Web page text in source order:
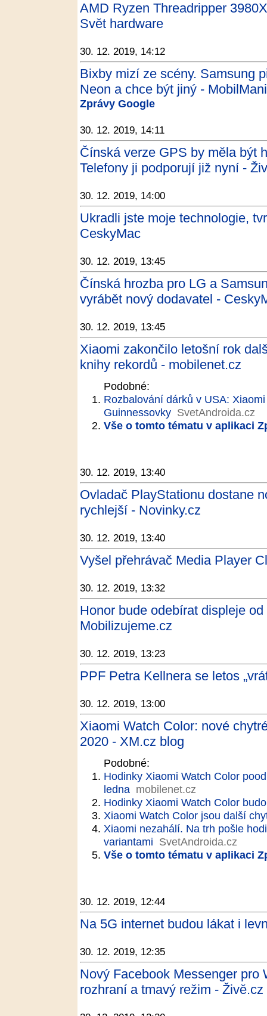
AMD Ryzen Threadripper
Svět hardware
30. 12. 2019, 14:12
Bixby mizí ze scény. Samsung
Neon a chce být jiný -
Zprávy Google
30. 12. 2019, 14:11
Čínská verze GPS by měla být
Telefony ji podporují již nyní -
30. 12. 2019, 14:00
Ukradli jste moje technologie,
CeskyMac
30. 12. 2019, 13:45
Čínská hrozba pro LG a
vyrábět nový dodavatel -
30. 12. 2019, 13:45
Xiaomi zakončilo letošní rok
knihy rekordů - mobilenet.cz
Podobné:
Rozbalování dárků v USA:
Guinnessovky SvetAndroida.cz
Vše o tomto tématu v aplikaci
30. 12. 2019, 13:40
Ovladač PlayStationu dostane
rychlejší - Novinky.cz
30. 12. 2019, 13:40
Vyšel přehrávač Media Player
30. 12. 2019, 13:32
Honor bude odebírat displeje
Mobilizujeme.cz
30. 12. 2019, 13:23
PPF Petra Kellnera se letos
30. 12. 2019, 13:00
Xiaomi Watch Color: nové
2020 - XM.cz blog
Podobné:
Hodinky Xiaomi Watch Color
ledna mobilenet.cz
Hodinky Xiaomi Watch Color
Xiaomi Watch Color jsou další
Xiaomi nezahálí. Na trh pošle
variantami SvetAndroida.cz
Vše o tomto tématu v aplikaci
30. 12. 2019, 12:44
Na 5G internet budou lákat i
30. 12. 2019, 12:35
Nový Facebook Messenger
rozhraní a tmavý režim - Živě.cz